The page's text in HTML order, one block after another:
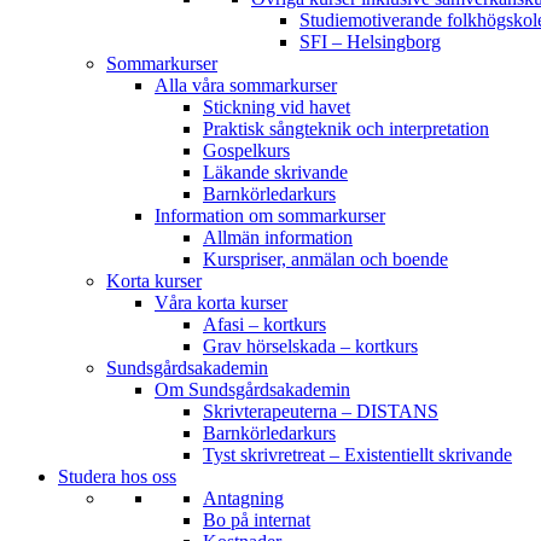
Studiemotiverande
SFI – Helsingborg
Sommarkurser
Alla våra sommarkurser
Stickning vid havet
Praktisk sångteknik och interpretation
Gospelkurs
Läkande skrivande
Barnkörledarkurs
Information om sommarkurser
Allmän information
Kurspriser, anmälan och boende
Korta kurser
Våra korta kurser
Afasi – kortkurs
Grav hörselskada – kortkurs
Sundsgårdsakademin
Om Sundsgårdsakademin
Skrivterapeuterna – DISTANS
Barnkörledarkurs
Tyst skrivretreat – Existentiellt skrivande
Studera hos oss
Antagning
Bo på internat